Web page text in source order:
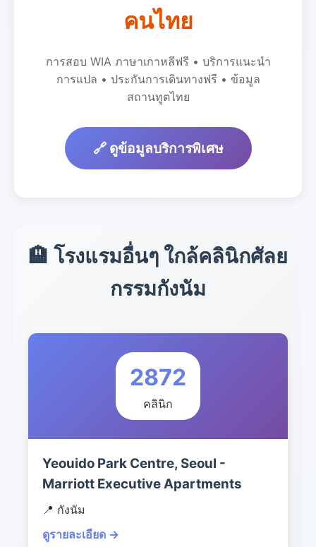
คนไทย
การสอบ WIA ภาษาเกาหลีฟรี • บริการแนะนำ
การแปล • ประกันการเดินทางฟรี • ข้อมูล
สถานทูตไทย
🔗 ดูข้อมูลบริการพิเศษ
🏨 โรงแรมอื่นๆ ใกล้คลินิกศัลย
กรรมกังนัม
2872
คลินิก
Yeouido Park Centre, Seoul -
Marriott Executive Apartments
📍 กังนัม
ดูรายละเอียด →